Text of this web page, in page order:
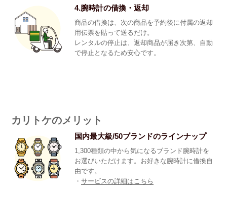
4.腕時計の借換・返却
商品の借換は、次の商品を予約後に付属の返却
用伝票を貼って送るだけ。
レンタルの停止は、返却商品が届き次第、自動
で停止となるため安心です。
カリトケのメリット
国内最大級/50ブランドのラインナップ
1,300種類の中から気になるブランド腕時計を
お選びいただけます。お好きな腕時計に借換自
由です。
・サービスの詳細はこちら